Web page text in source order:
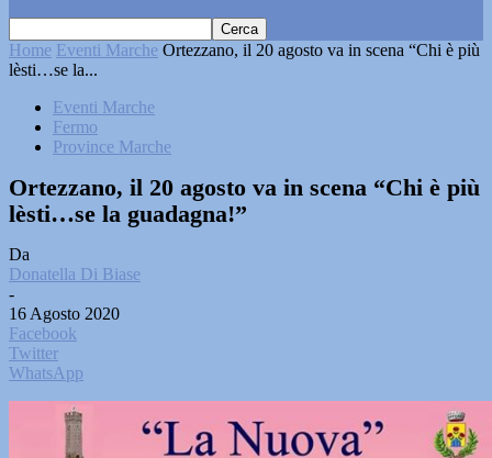
Home Eventi Marche Ortezzano, il 20 agosto va in scena “Chi è più
lèsti…se la...
Eventi Marche
Fermo
Province Marche
Ortezzano, il 20 agosto va in scena “Chi è più
lèsti…se la guadagna!”
Da
Donatella Di Biase
-
16 Agosto 2020
Facebook
Twitter
WhatsApp